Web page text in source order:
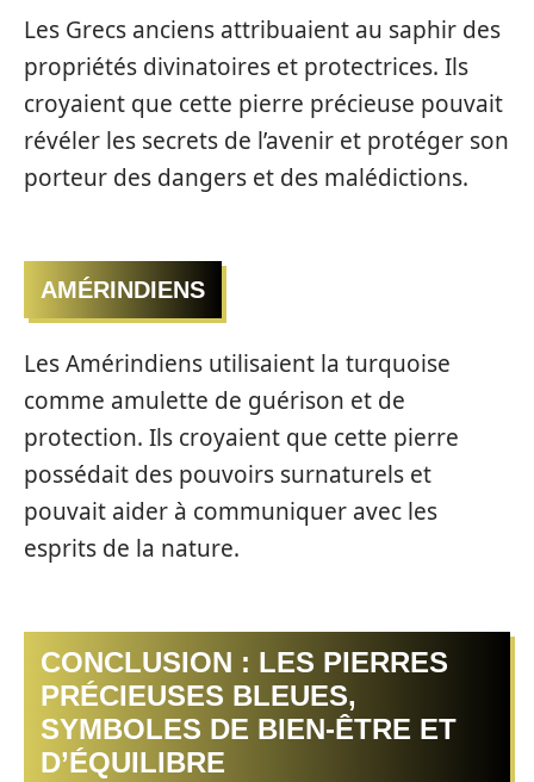
Les Grecs anciens attribuaient au saphir des
propriétés divinatoires et protectrices. Ils
croyaient que cette pierre précieuse pouvait
révéler les secrets de l’avenir et protéger son
porteur des dangers et des malédictions.
AMÉRINDIENS
Les Amérindiens utilisaient la turquoise
comme amulette de guérison et de
protection. Ils croyaient que cette pierre
possédait des pouvoirs surnaturels et
pouvait aider à communiquer avec les
esprits de la nature.
CONCLUSION : LES PIERRES
PRÉCIEUSES BLEUES,
SYMBOLES DE BIEN-ÊTRE ET
D’ÉQUILIBRE